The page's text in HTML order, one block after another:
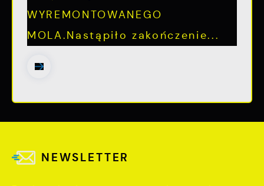
WYREMONTOWANEGO
MOLA.Nastąpiło zakończenie...
NEWSLETTER